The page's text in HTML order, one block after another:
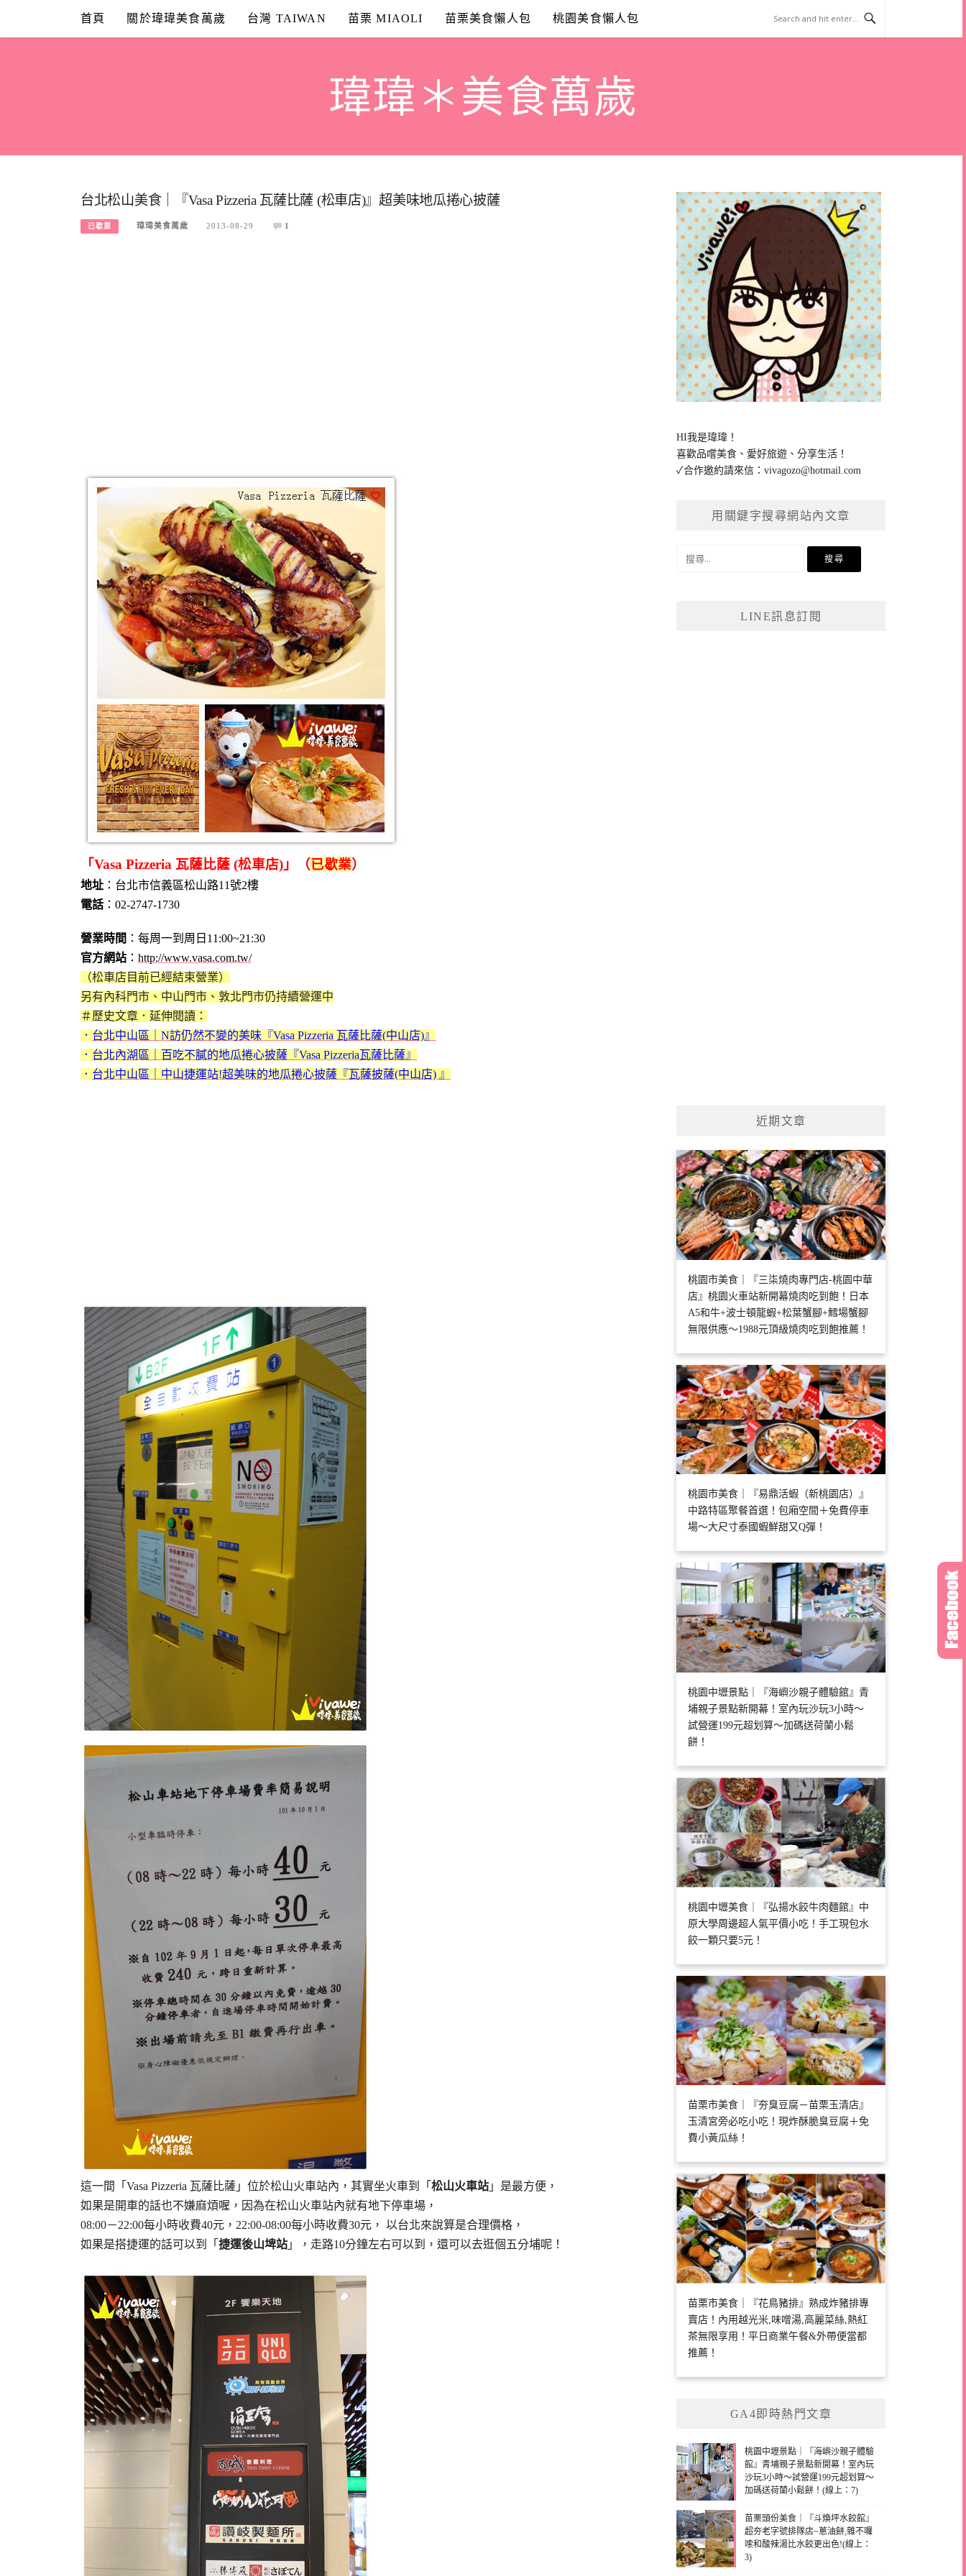
content
首頁 關於瑋瑋美食萬歲 台灣 TAIWAN 苗栗 MIAOLI 苗栗美食懶人包 桃園美食懶人包
瑋瑋＊美食萬歲
台北松山美食｜『Vasa Pizzeria 瓦薩比薩 (松車店)』超美味地瓜捲心披薩
已歇業 瑋瑋美食萬歲 2013-08-29 1
「Vasa Pizzeria 瓦薩比薩 (松車店)」（已歇業）
地址 ：台北市信義區松山路11號2樓
電話 ：02-2747-1730
營業時間 ：每周一到周日11:00~21:30
官方網站 ： http://www.vasa.com.tw/
（松車店目前已經結束營業）
另有內科門市、中山門市、敦北門市仍持續營運中
＃歷史文章．延伸閱讀：
． 台北中山區｜N訪仍然不變的美味『Vasa Pizzeria 瓦薩比薩(中山店)』
． 台北內湖區｜百吃不膩的地瓜捲心披薩『Vasa Pizzeria瓦薩比薩』
． 台北中山區｜中山捷運站!超美味的地瓜捲心披薩『瓦薩披薩(中山店) 』
這一間「Vasa Pizzeria 瓦薩比薩」位於松山火車站內，其實坐火車到「 松山火車站 」是最方便，
如果是開車的話也不嫌麻煩喔，因為在松山火車站內就有地下停車場，
08:00－22:00每小時收費40元，22:00-08:00每小時收費30元， 以台北來說算是合理價格，
如果是搭捷運的話可以到「 捷運後山埤站 」，走路10分鐘左右可以到，還可以去逛個五分埔呢！
HI我是瑋瑋！
喜歡品嚐美食、愛好旅遊、分享生活！
✓合作邀約請來信：vivagozo@hotmail.com
用關鍵字搜尋網站內文章
LINE訊息訂閱
近期文章
桃園市美食｜『三柒燒肉專門店-桃園中華
店』桃園火車站新開幕燒肉吃到飽！日本
A5和牛+波士頓龍蝦+松葉蟹腳+鱈場蟹腳
無限供應～1988元頂級燒肉吃到飽推薦！
桃園市美食｜『易鼎活蝦（新桃園店）』
中路特區聚餐首選！包廂空間＋免費停車
場～大尺寸泰國蝦鮮甜又Q彈！
桃園中壢景點｜『海嶼沙親子體驗館』青
埔親子景點新開幕！室內玩沙玩3小時～
試營運199元超划算～加碼送荷蘭小鬆
餅！
桃園中壢美食｜『弘揚水餃牛肉麵館』中
原大學周邊超人氣平價小吃！手工現包水
餃一顆只要5元！
苗栗市美食｜『夯臭豆腐－苗栗玉清店』
玉清宮旁必吃小吃！現炸酥脆臭豆腐＋免
費小黃瓜絲！
苗栗市美食｜『花鳥豬排』熟成炸豬排專
賣店！內用越光米,味噌湯,高麗菜絲,熱紅
茶無限享用！平日商業午餐&外帶便當都
推薦！
GA4即時熱門文章
桃園中壢景點｜『海嶼沙親子體驗
館』青埔親子景點新開幕！室內玩
沙玩3小時～試營運199元超划算～
加碼送荷蘭小鬆餅！(線上：7)
苗栗頭份美食｜『斗煥坪水餃館』
超夯老字號排隊店~蔥油餅,雜不囉
嗦和酸辣湯比水餃更出色!(線上：
3)